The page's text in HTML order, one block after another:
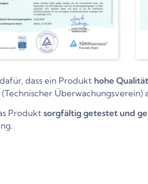
dass ein Produkt hohe
Überwachungsverein)
Produkt sorgfältig getestet und